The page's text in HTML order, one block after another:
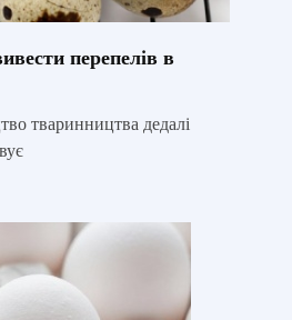
перепелів в
тваринництва дедалі